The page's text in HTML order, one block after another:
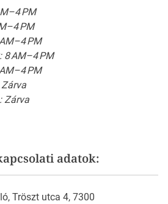
PM
PM
PM
8 AM–4 PM
PM
Zárva
adatok:
Tröszt utca 4, 7300